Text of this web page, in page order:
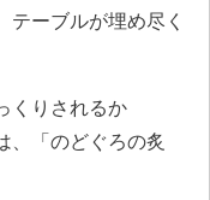
テーブルが埋め尽く
くりされるか
、「のどぐろの炙